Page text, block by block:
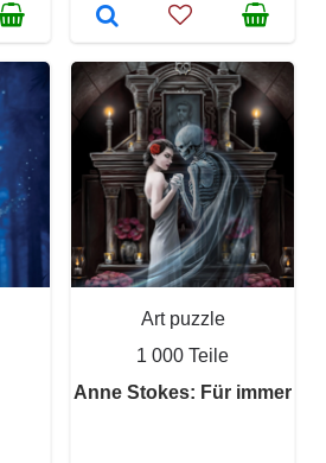
Art puzzle
1 000 Teile
Anne Stokes: Für immer